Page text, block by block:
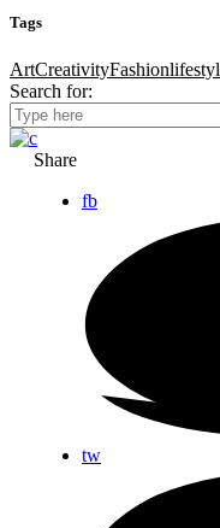
Tags
ArtCreativityFashion
Search for:
Share
fb
tw